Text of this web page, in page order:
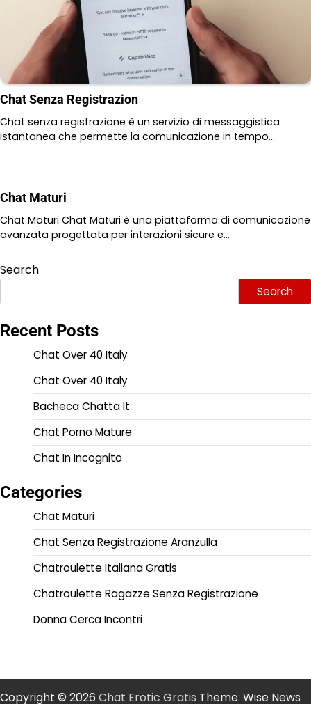
Chat Senza Registrazion
Chat senza registrazione è un servizio di messaggistica
istantanea che permette la comunicazione in tempo…
Chat Maturi
Chat Maturi Chat Maturi è una piattaforma di comunicazione
avanzata progettata per interazioni sicure e…
Search
Search
Recent Posts
Chat Over 40 Italy
Chat Over 40 Italy
Bacheca Chatta It
Chat Porno Mature
Chat In Incognito
Categories
Chat Maturi
Chat Senza Registrazione Aranzulla
Chatroulette Italiana Gratis
Chatroulette Ragazze Senza Registrazione
Donna Cerca Incontri
Copyright © 2026 Chat Erotic Gratis Theme: Wise News